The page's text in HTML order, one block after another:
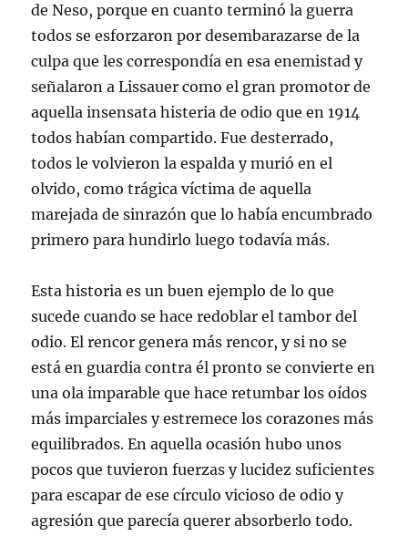
de Neso, porque en cuanto terminó la guerra
todos se esforzaron por desembarazarse de la
culpa que les correspondía en esa enemistad y
señalaron a Lissauer como el gran promotor de
aquella insensata histeria de odio que en 1914
todos habían compartido. Fue desterrado,
todos le volvieron la espalda y murió en el
olvido, como trágica víctima de aquella
marejada de sinrazón que lo había encumbrado
primero para hundirlo luego todavía más.
Esta historia es un buen ejemplo de lo que
sucede cuando se hace redoblar el tambor del
odio. El rencor genera más rencor, y si no se
está en guardia contra él pronto se convierte en
una ola imparable que hace retumbar los oídos
más imparciales y estremece los corazones más
equilibrados. En aquella ocasión hubo unos
pocos que tuvieron fuerzas y lucidez suficientes
para escapar de ese círculo vicioso de odio y
agresión que parecía querer absorberlo todo.